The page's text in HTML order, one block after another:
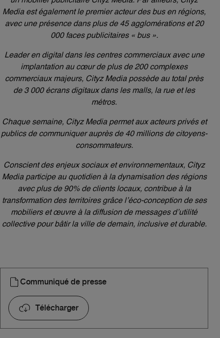
Media est également le premier acteur des bus en régions,
avec une présence dans plus de 45 agglomérations et 20
000 faces publicitaires « bus ».
Leader en digital dans les centres commerciaux avec une
implantation au cœur de plus de 200 complexes
commerciaux majeurs, Cityz Media possède au total près
de 3 000 écrans digitaux dans les malls, la rue et les
métros.
Chaque semaine, Cityz Media permet aux acteurs privés et
publics de communiquer auprès de 40 millions de citoyens-
consommateurs.
Conscient des enjeux sociaux et environnementaux, Cityz
Media participe au quotidien à la dynamisation des régions
avec plus de 90% de clients locaux, contribue à la
transformation des territoires grâce l’éco-conception de ses
mobiliers et œuvre à la diffusion de messages d’utilité
collective pour bâtir la ville de demain, inclusive et durable.
Communiqué de presse
Télécharger